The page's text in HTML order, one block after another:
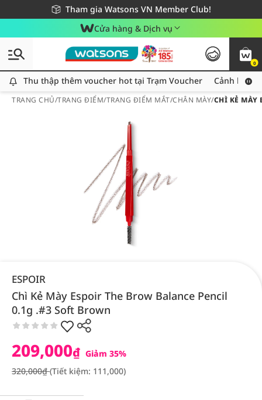
Tham gia Watsons VN Member Club!
Miễn phí giao hàng cho đơn hàng từ 249,000Đ
Giao hàng nhanh 24h - Áp dụng khu vực TP. Hồ Chí Minh
Cửa hàng & Dịch vụ
0
Thu thập thêm voucher hot tại Trạm Voucher
Thu thập thêm voucher hot tại Trạm Voucher Cảnh báo
TRANG CHỦ/TRANG ĐIỂM/TRANG ĐIỂM MẮT/CHÂN MÀY/CHÌ KẺ MÀY
ESPOIR
Chì Kẻ Mày Espoir The Brow Balance Pencil
0.1g .#3 Soft Brown
209,000₫ Giảm 35%
320,000₫(Tiết kiệm: 111,000)